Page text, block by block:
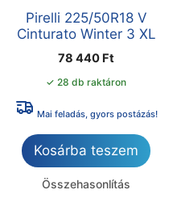
Pirelli 225/50R18 V
Cinturato Winter 3 XL
78 440 Ft
✓ 28 db raktáron
Mai feladás, gyors postázás!
Kosárba teszem
Összehasonlítás